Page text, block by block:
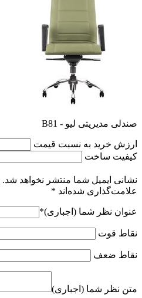
صندلی مدیریتی لیو - B81
ارزش خرید به نسبت قیمت
کیفیت ساخت
نشانی ایمیل شما منتشر نخواهد شد.
علامت‌گذاری شده‌اند *
عنوان نظر شما (اجباری)*
نقاط قوت
نقاط ضعف
متن نظر شما (اجباری)